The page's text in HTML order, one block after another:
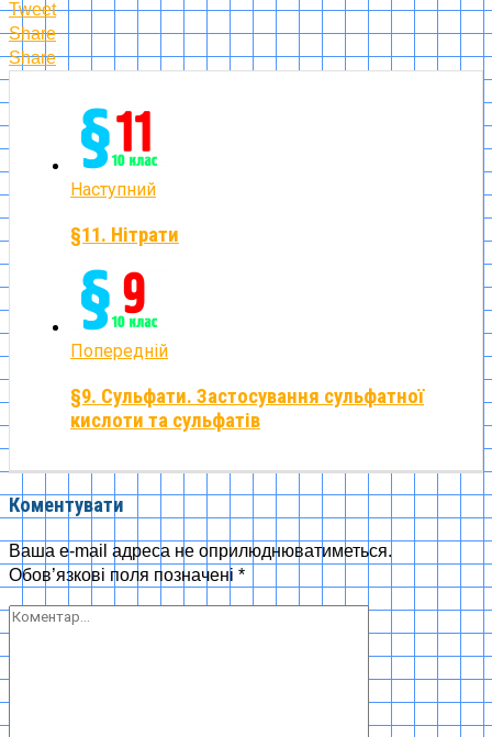
Tweet
Share
Share
Наступний
§11. Нітрати
Попередній
§9. Сульфати. Застосування сульфатної
кислоти та сульфатів
Коментувати
Ваша e-mail адреса не оприлюднюватиметься.
Обов’язкові поля позначені *